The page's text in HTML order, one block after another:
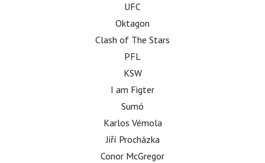
UFC
Oktagon
Clash of The Stars
PFL
KSW
I am Figter
Sumó
Karlos Vémola
Jiří Procházka
Conor McGregor